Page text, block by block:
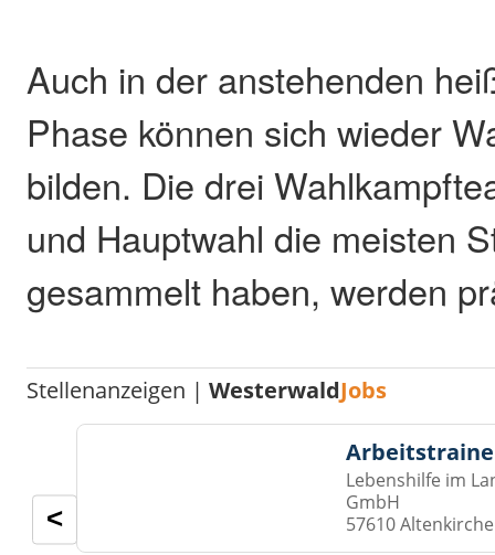
Auch in der anstehenden
Phase können sich wieder
bilden. Die drei
und Hauptwahl die meisten
gesammelt haben, werden
Stellenanzeigen |WesterwaldJobs
Lebenshilfe im
GmbH
57610
<